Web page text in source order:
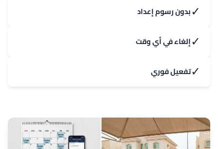
✓بدون رسوم إعداد
✓إلغاء في أي وقت
✓تفعيل فوري